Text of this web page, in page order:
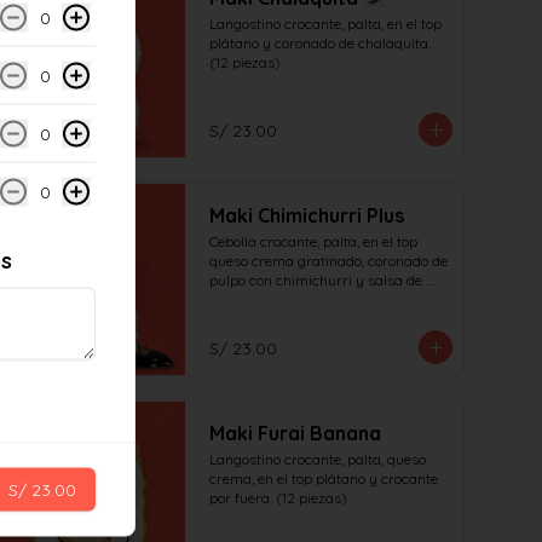
Langostino crocante, palta, en el top
plátano y coronado de chalaquita.
(12 piezas)
S/ 23.00
Maki Chimichurri Plus
Cebolla crocante, palta, en el top
queso crema gratinado, coronado de
pulpo con chimichurri y salsa de
S/ 23.00
Maki Furai Banana
Langostino crocante, palta, queso
crema, en el top plátano y crocante
por fuera. (12 piezas)
0
0
0
0
S/ 23.00